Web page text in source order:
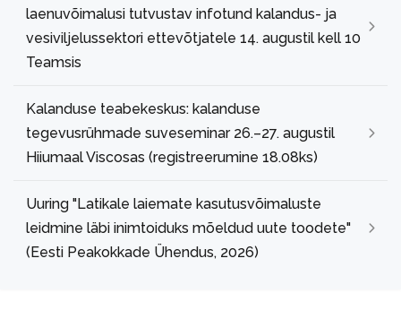
laenuvõimalusi tutvustav infotund kalandus- ja
vesiviljelussektori ettevõtjatele 14. augustil kell 10
Teamsis
Kalanduse teabekeskus: kalanduse
tegevusrühmade suveseminar 26.–27. augustil
Hiiumaal Viscosas (registreerumine 18.08ks)
Uuring "Latikale laiemate kasutusvõimaluste
leidmine läbi inimtoiduks mõeldud uute toodete"
(Eesti Peakokkade Ühendus, 2026)